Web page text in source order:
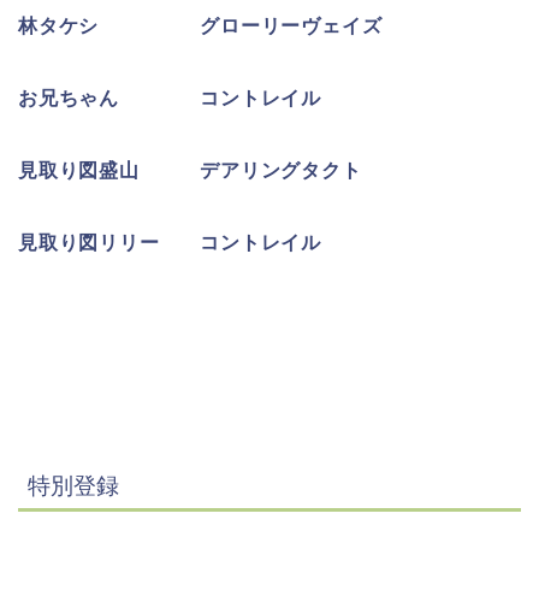
林タケシ グローリーヴェイズ
お兄ちゃん コントレイル
見取り図盛山 デアリングタクト
見取り図リリー コントレイル
特別登録